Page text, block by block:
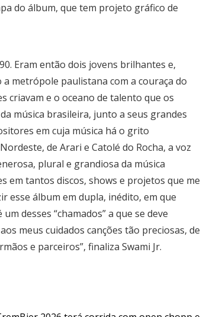
do álbum, que tem projeto gráfico de
Eram então dois jovens brilhantes e,
metrópole paulistana com a couraça do
criavam e o oceano de talento que os
música brasileira, junto a seus grandes
em cuja música há o grito
de Arari e Catolé do Rocha, a voz
plural e grandiosa da música
em tantos discos, shows e projetos que me
esse álbum em dupla, inédito, em que
desses “chamados” a que se deve
meus cuidados canções tão preciosas, de
e parceiros”, finaliza Swami Jr.